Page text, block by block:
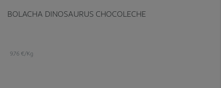
Link
para
BOLACHA DINOSAURUS CHOCOLECHE
9.76 €/Kg